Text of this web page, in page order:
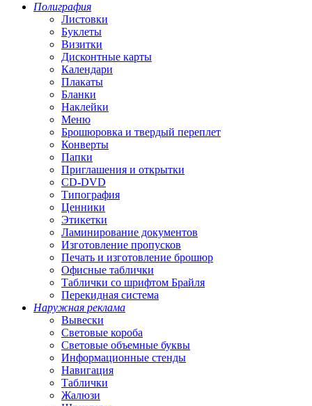
Полиграфия
Листовки
Буклеты
Визитки
Дисконтные карты
Календари
Плакаты
Бланки
Наклейки
Меню
Брошюровка и твердый переплет
Конверты
Папки
Приглашения и открытки
CD-DVD
Типография
Ценники
Этикетки
Ламинирование документов
Изготовление пропусков
Печать и изготовление брошюр
Офисные таблички
Таблички со шрифтом Брайля
Перекидная система
Наружная реклама
Вывески
Световые короба
Световые объемные буквы
Информационные стенды
Навигация
Таблички
Жалюзи